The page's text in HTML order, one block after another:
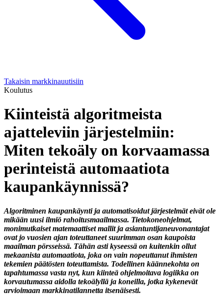
Takaisin markkinauutisiin
Koulutus
Kiinteistä algoritmeista
ajatteleviin järjestelmiin:
Miten tekoäly on korvaamassa
perinteistä automaatiota
kaupankäynnissä?
Algoritminen kaupankäynti ja automatisoidut järjestelmät eivät ole
mikään uusi ilmiö rahoitusmaailmassa. Tietokoneohjelmat,
monimutkaiset matemaattiset mallit ja asiantuntijaneuvonantajat
ovat jo vuosien ajan toteuttaneet suurimman osan kaupoista
maailman pörsseissä. Tähän asti kyseessä on kuitenkin ollut
mekaanista automaatiota, joka on vain nopeuttanut ihmisten
tekemien päätösten toteuttamista. Todellinen käännekohta on
tapahtumassa vasta nyt, kun kiinteä ohjelmoitava logiikka on
korvautumassa aidolla tekoälyllä ja koneilla, jotka kykenevät
arvioimaan markkinatilannetta itsenäisesti.